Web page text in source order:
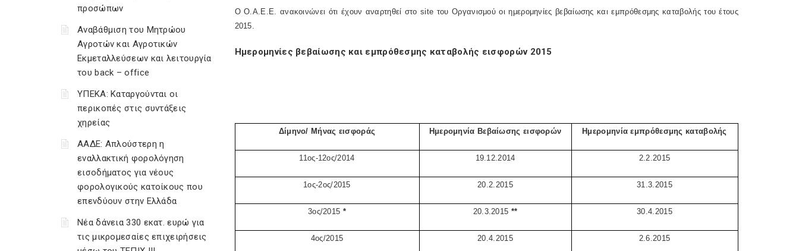
προσώπων
Αναβάθμιση του Μητρώου
Αγροτών και Αγροτικών
Εκμεταλλεύσεων και λειτουργία
του back – office
ΥΠΕΚΑ: Καταργούνται οι
περικοπές στις συντάξεις
χηρείας
ΑΑΔΕ: Απλούστερη η
εναλλακτική φορολόγηση
εισοδήματος για νέους
φορολογικούς κατοίκους που
επενδύουν στην Ελλάδα
Νέα δάνεια 330 εκατ. ευρώ για
τις μικρομεσαίες επιχειρήσεις
Ο Ο.Α.Ε.Ε. ανακοινώνει ότι έχουν αναρτηθεί στο site του Οργανισμού οι ημερομηνίες βεβαίωσης και εμπρόθεσμης καταβολής του έτους
2015.
Ημερομηνίες βεβαίωσης και εμπρόθεσμης καταβολής εισφορών 2015
Δίμηνο/ Μήνας εισφοράς Ημερομηνία Βεβαίωσης εισφορών Ημερομηνία εμπρόθεσμης καταβολής
11ος-12ος/2014 19.12.2014 2.2.2015
1ος-2ος/2015 20.2.2015 31.3.2015
3ος/2015 * 20.3.2015 ** 30.4.2015
4ος/2015 20.4.2015 2.6.2015